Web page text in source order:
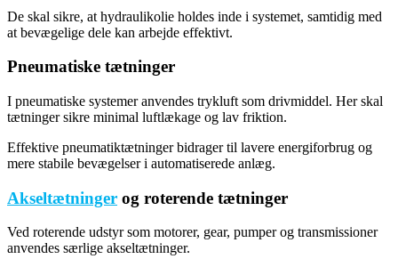
De skal sikre, at hydraulikolie holdes inde i systemet, samtidig med
at bevægelige dele kan arbejde effektivt.
Pneumatiske tætninger
I pneumatiske systemer anvendes trykluft som drivmiddel. Her skal
tætninger sikre minimal luftlækage og lav friktion.
Effektive pneumatiktætninger bidrager til lavere energiforbrug og
mere stabile bevægelser i automatiserede anlæg.
Akseltætninger og roterende tætninger
Ved roterende udstyr som motorer, gear, pumper og transmissioner
anvendes særlige akseltætninger.